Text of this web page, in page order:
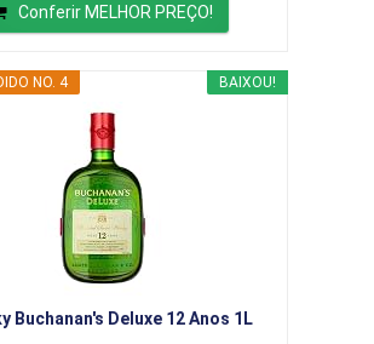
Conferir MELHOR PREÇO!
BAIXOU!
NO. 4
Buchanan's Deluxe 12 Anos 1L